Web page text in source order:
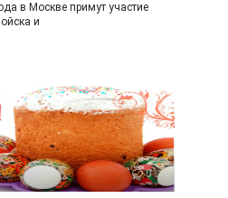
в Москве примут участие
и
0